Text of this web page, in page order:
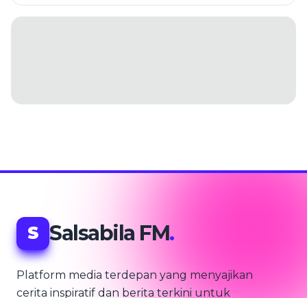
S Salsabila FM.
Platform media terdepan yang menyajikan
cerita inspiratif dan berita terkini untuk